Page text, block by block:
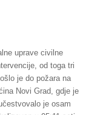
uprave civilne
od toga tri
je do požara na
Novi Grad, gdje je
je osam